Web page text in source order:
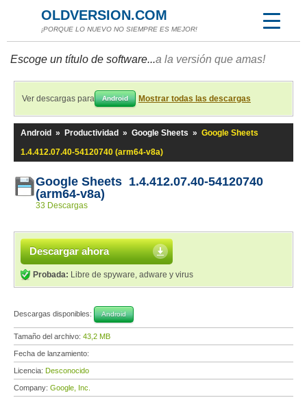
OLDVERSION.COM
¡PORQUE LO NUEVO NO SIEMPRE ES MEJOR!
Escoge un título de software...a la versión que amas!
Ver descargas para Android Mostrar todas las descargas
Android » Productividad » Google Sheets » Google Sheets
1.4.412.07.40-54120740 (arm64-v8a)
Google Sheets 1.4.412.07.40-54120740
(arm64-v8a)
33 Descargas
Descargar ahora
Probada: Libre de spyware, adware y virus
Descargas disponibles: Android
Tamaño del archivo: 43,2 MB
Fecha de lanzamiento:
Licencia: Desconocido
Company: Google, Inc.